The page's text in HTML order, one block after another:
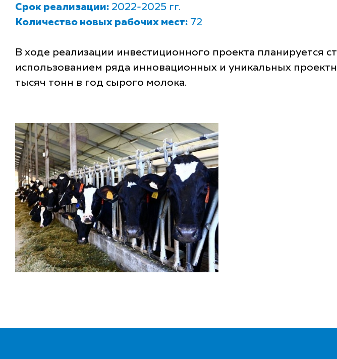
Срок реализации: 2022-2025 гг.
Количество новых рабочих мест: 72
В ходе реализации инвестиционного проекта
использованием ряда инновационных и уникальных
тысяч тонн в год сырого молока.